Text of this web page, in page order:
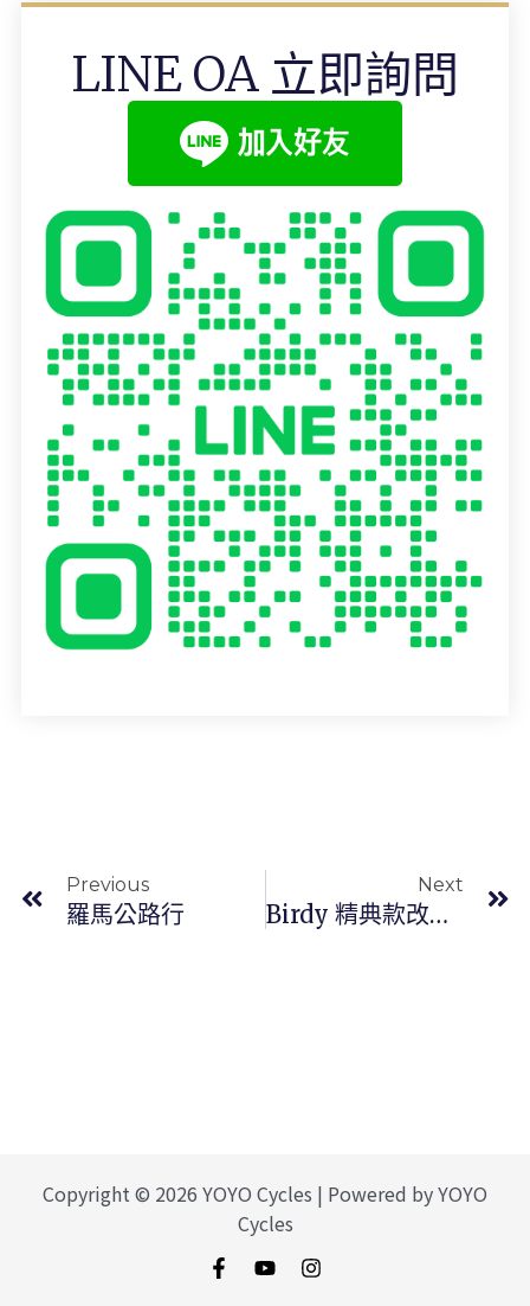
LINE OA 立即詢問
Previous
羅馬公路行
Next
Birdy 精典款改彎把有什麼優缺點
Copyright © 2026 YOYO Cycles | Powered by YOYO
Cycles